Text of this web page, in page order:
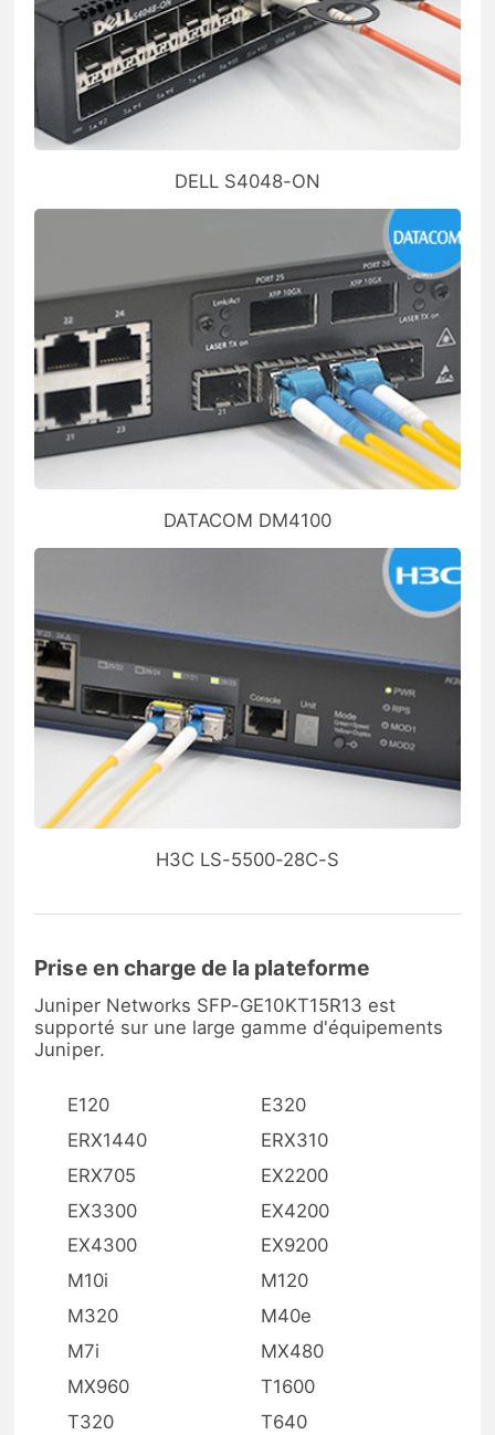
DELL S4048-ON
DATACOM DM4100
H3C LS-5500-28C-S
Prise en charge de la plateforme
Juniper Networks SFP-GE10KT15R13 est
supporté sur une large gamme d'équipements
Juniper.
E120
E320
ERX1440
ERX310
ERX705
EX2200
EX3300
EX4200
EX4300
EX9200
M10i
M120
M320
M40e
M7i
MX480
MX960
T1600
T320
T640